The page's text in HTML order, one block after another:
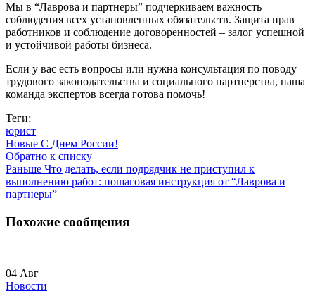
Мы в “Лаврова и партнеры” подчеркиваем важность
соблюдения всех установленных обязательств. Защита прав
работников и соблюдение договоренностей – залог успешной
и устойчивой работы бизнеса.
Если у вас есть вопросы или нужна консультация по поводу
трудового законодательства и социального партнерства, наша
команда экспертов всегда готова помочь!
Теги:
юрист
Новые С Днем России!
Обратно к списку
Раньше Что делать, если подрядчик не приступил к
выполнению работ: пошаговая инструкция от “Лаврова и
партнеры”
Похожие сообщения
04 Авг
Новости